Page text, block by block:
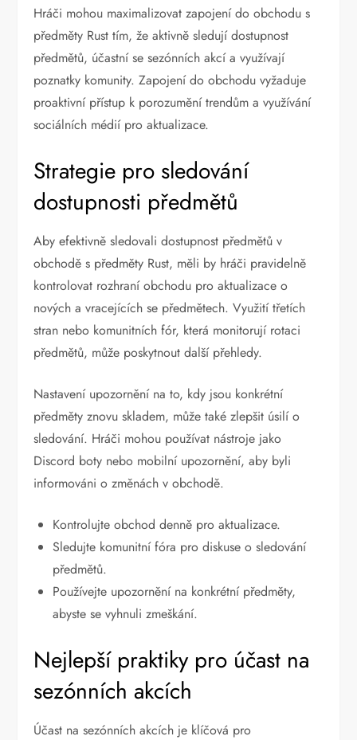
Hráči mohou maximalizovat zapojení do obchodu s
předměty Rust tím, že aktivně sledují dostupnost
předmětů, účastní se sezónních akcí a využívají
poznatky komunity. Zapojení do obchodu vyžaduje
proaktivní přístup k porozumění trendům a využívání
sociálních médií pro aktualizace.
Strategie pro sledování
dostupnosti předmětů
Aby efektivně sledovali dostupnost předmětů v
obchodě s předměty Rust, měli by hráči pravidelně
kontrolovat rozhraní obchodu pro aktualizace o
nových a vracejících se předmětech. Využití třetích
stran nebo komunitních fór, která monitorují rotaci
předmětů, může poskytnout další přehledy.
Nastavení upozornění na to, kdy jsou konkrétní
předměty znovu skladem, může také zlepšit úsilí o
sledování. Hráči mohou používat nástroje jako
Discord boty nebo mobilní upozornění, aby byli
informováni o změnách v obchodě.
Kontrolujte obchod denně pro aktualizace.
Sledujte komunitní fóra pro diskuse o sledování
předmětů.
Používejte upozornění na konkrétní předměty,
abyste se vyhnuli zmeškání.
Nejlepší praktiky pro účast na
sezónních akcích
Účast na sezónních akcích je klíčová pro